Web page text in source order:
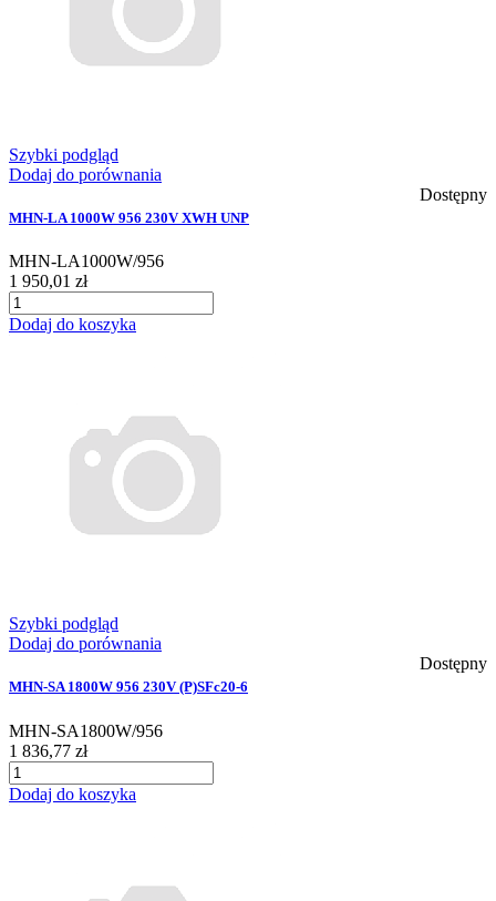
Szybki podgląd
Dodaj do porównania
Dostępny
MHN-LA 1000W 956 230V XWH UNP
MHN-LA1000W/956
1 950,01 zł
Dodaj do koszyka
Szybki podgląd
Dodaj do porównania
Dostępny
MHN-SA 1800W 956 230V (P)SFc20-6
MHN-SA1800W/956
1 836,77 zł
Dodaj do koszyka